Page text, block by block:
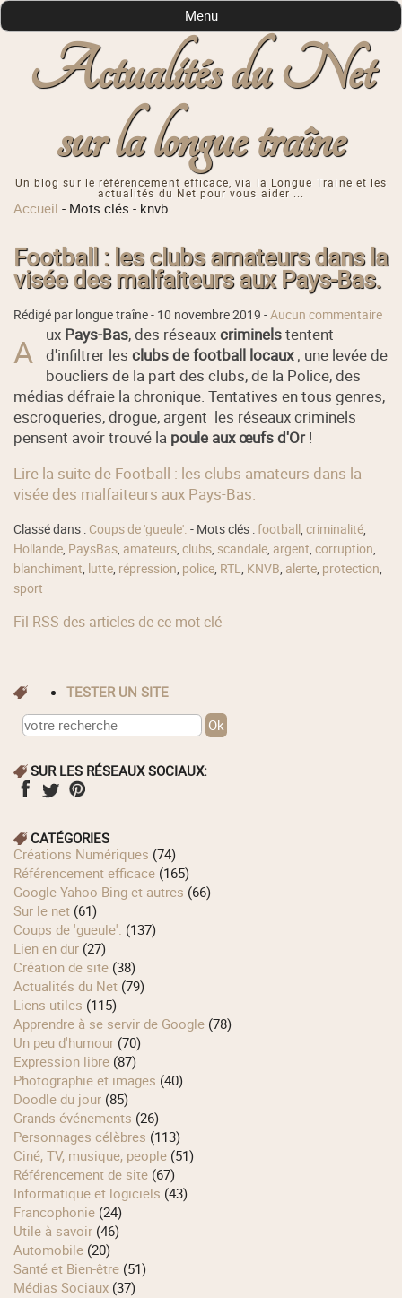
Actualités du Net
sur la longue traîne
Un blog sur le référencement efficace, via la Longue Traine et les
actualités du Net pour vous aider ...
Menu
Accueil - Mots clés - knvb
Football : les clubs amateurs dans la
visée des malfaiteurs aux Pays-Bas.
Rédigé par longue traîne - 10 novembre 2019 -Aucun commentaire
A ux Pays-Bas, des réseauxcriminelstentent
d'infiltrer lesclubs de football locaux; une levée de
boucliers de la part des clubs, de la Police, des
médias défraie la chronique. Tentatives en tous genres,
escroqueries, drogue, argent les réseaux criminels
pensent avoir trouvé la poule aux œufs d'Or!
Lire la suite de Football : les clubs amateurs dans la
visée des malfaiteurs aux Pays-Bas.
Classé dans : Coups de 'gueule'. - Mots clés :football ,criminalité,
Hollande, PaysBas, amateurs,clubs, scandale, argent,corruption,
blanchiment, lutte, répression, police, RTL, KNVB, alerte, protection,
sport
Fil RSS des articles de ce mot clé
TESTER UN SITE
SUR LES RÉSEAUX SOCIAUX:
CATÉGORIES
Créations Numériques (74)
Référencement efficace (165)
Google Yahoo Bing et autres (66)
Sur le net (61)
Coups de 'gueule'. (137)
Lien en dur (27)
Création de site (38)
Actualités du Net (79)
Liens utiles (115)
Apprendre à se servir de Google (78)
Un peu d'humour (70)
Expression libre (87)
Photographie et images (40)
Doodle du jour (85)
Grands événements (26)
Personnages célèbres (113)
Ciné, TV, musique, people (51)
Référencement de site (67)
Informatique et logiciels (43)
Francophonie (24)
Utile à savoir (46)
Automobile (20)
Santé et Bien-être (51)
Médias Sociaux (37)